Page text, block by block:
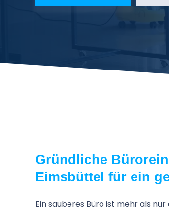
Gründliche
Eimsbüttel für ein
Ein sauberes Büro ist mehr als